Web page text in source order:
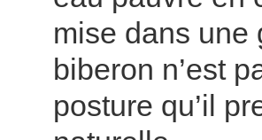
mise dans une
biberon n’est
posture qu’il